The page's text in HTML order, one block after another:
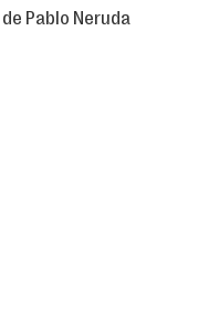
Pablo Neruda